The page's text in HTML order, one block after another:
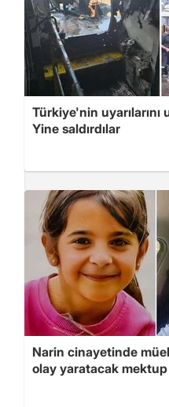
Türkiye'nin uyarılarını
Yine saldırdılar
Narin cinayetinde
olay yaratacak mektup